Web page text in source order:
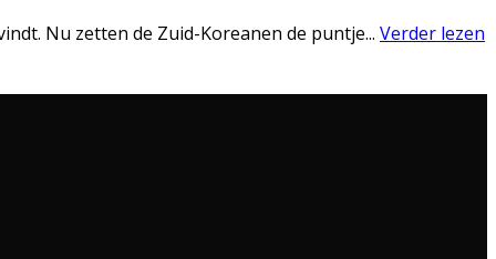
Nu zetten de Zuid-Koreanen de puntje... Verder lezen